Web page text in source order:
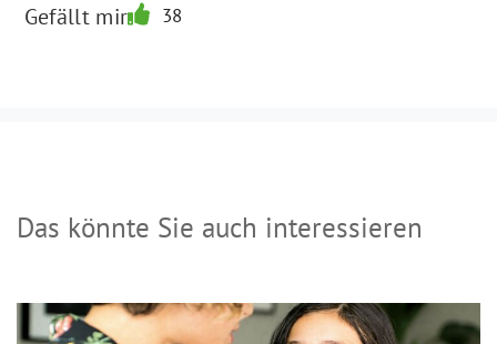
Gefällt mir
38
Das könnte Sie auch interessieren